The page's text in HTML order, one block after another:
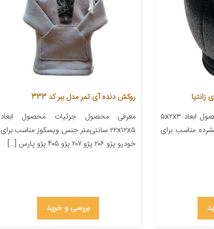
معرفی محصول جزئیات محصول ابعاد ۵x۲x۳
مناسب برای
روکش دنده آی تمر مدل ببر کد 333
معرفی محصول جزئیات محصول ابعاد
۲۲x۱۲x۵ سانتی‌متر جنس ویسکوز مناسب برای
خودرو پژو ۲۰۶ پژو ۲۰۷ پژو ۴۰۵ پژو پارس […]
بررسی و خرید